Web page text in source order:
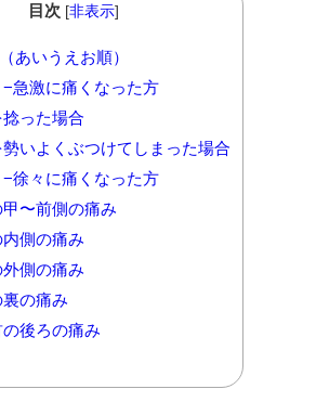
目次 [非表示]
あいうえお順）
急激に痛くなった方
捻った場合
勢いよくぶつけてしまった場合
徐々に痛くなった方
甲〜前側の痛み
内側の痛み
外側の痛み
裏の痛み
の後ろの痛み